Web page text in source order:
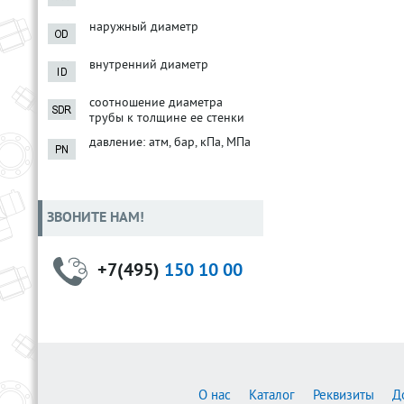
наружный диаметр
внутренний диаметр
соотношение диаметра
трубы к толщине ее стенки
давление: атм, бар, кПа, МПа
ЗВОНИТЕ НАМ!
+7(495) 150 10 00
О нас Каталог Реквизиты